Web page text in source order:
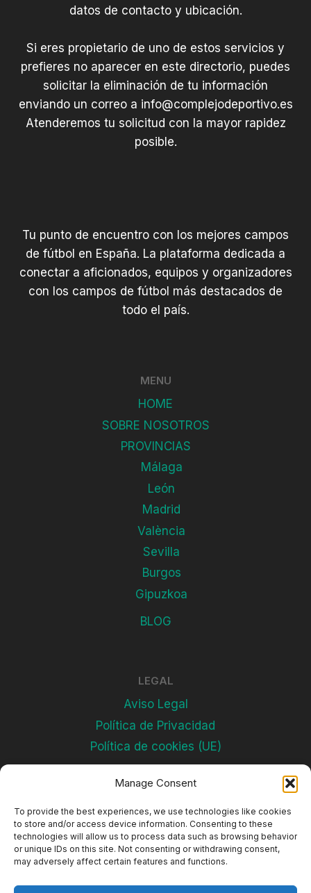
Manage Consent
To provide the best experiences, we use technologies like cookies
to store and/or access device information. Consenting to these
technologies will allow us to process data such as browsing behavior
or unique IDs on this site. Not consenting or withdrawing consent,
may adversely affect certain features and functions.
datos de contacto y ubicación.
Si eres propietario de uno de estos servicios y
prefieres no aparecer en este directorio, puedes
solicitar la eliminación de tu información
enviando un correo a info@complejodeportivo.es
Atenderemos tu solicitud con la mayor rapidez
posible.
Tu punto de encuentro con los mejores campos
de fútbol en España. La plataforma dedicada a
conectar a aficionados, equipos y organizadores
con los campos de fútbol más destacados de
todo el país.
MENU
HOME
SOBRE NOSOTROS
PROVINCIAS
Málaga
León
Madrid
València
Sevilla
Burgos
Gipuzkoa
BLOG
LEGAL
Aviso Legal
Política de Privacidad
Política de cookies (UE)
Subscríbete